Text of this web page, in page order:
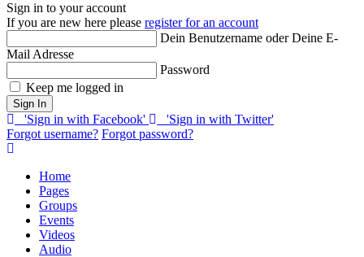
Sign in to your account
If you are new here please register for an account
Dein Benutzername oder Deine E-
Mail Adresse
Password
Keep me logged in
Sign In
'Sign in with Facebook'
'Sign in with Twitter'
Forgot username? Forgot password?
Home
Pages
Groups
Events
Videos
Audio